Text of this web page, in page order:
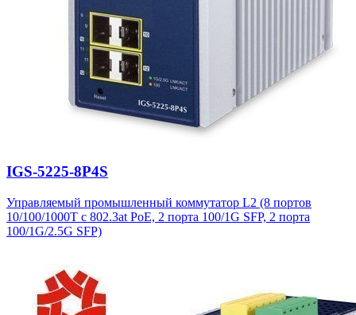
IGS-5225-8P4S
Управляемый промышленный коммутатор L2 (8 портов
10/100/1000T с 802.3at PoE, 2 порта 100/1G SFP, 2 порта
100/1G/2.5G SFP)